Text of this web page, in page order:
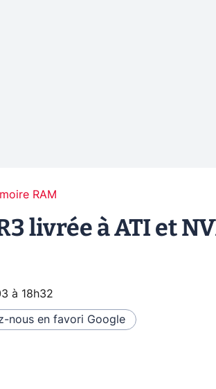
RAM
livrée à ATI et
à 18h32
nous en favori Google